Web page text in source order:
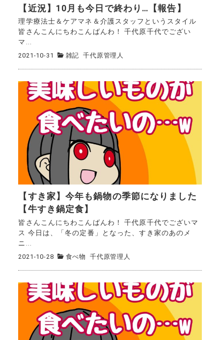
【近況】10月も今日で終わり…【報告】
理学療法士＆ケアマネ＆介護スタッフというスタイル
皆さんこんにちわこんばんわ！ 千代原千代でござい
マ...
2021-10-31 雑記 千代原管理人
【すき家】今年も鍋物の季節になりました
【牛すき鍋定食】
皆さんこんにちわこんばんわ！ 千代原千代でございマ
ス 今日は、「冬の定番」となった、すき家のあのメ
ニ...
2021-10-28 食べ物 千代原管理人